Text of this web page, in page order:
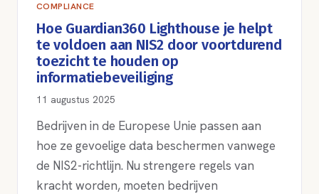
COMPLIANCE
Hoe Guardian360 Lighthouse je helpt
te voldoen aan NIS2 door voortdurend
toezicht te houden op
informatiebeveiliging
11 augustus 2025
Bedrijven in de Europese Unie passen aan
hoe ze gevoelige data beschermen vanwege
de NIS2-richtlijn. Nu strengere regels van
kracht worden, moeten bedrijven